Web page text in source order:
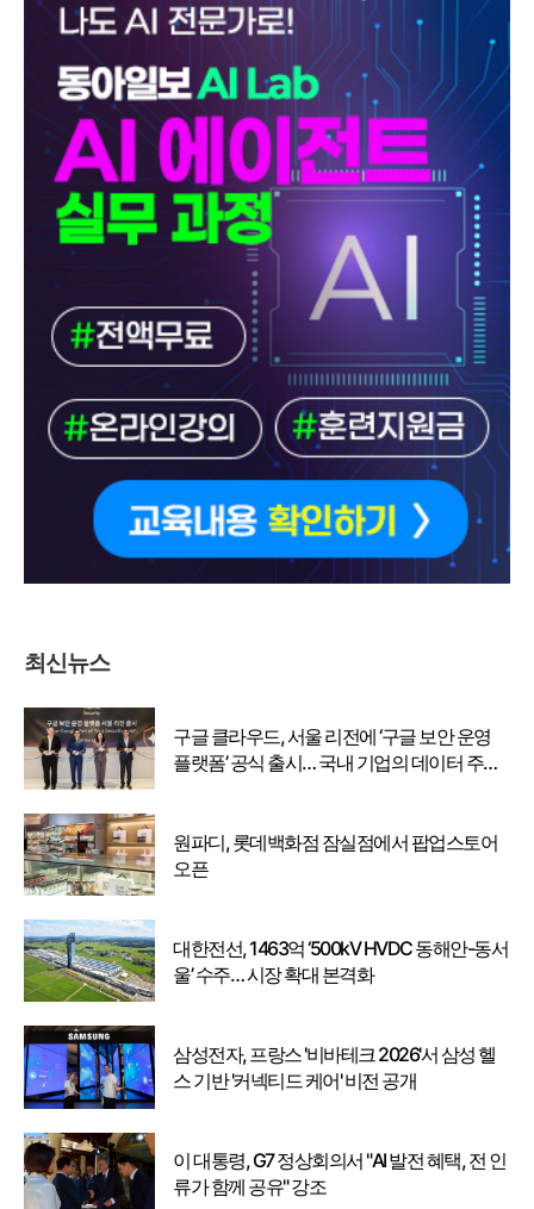
최신뉴스
구글 클라우드, 서울 리전에 ‘구글 보안 운영
플랫폼’ 공식 출시… 국내 기업의 데이터 주권
원파디, 롯데백화점 잠실점에서 팝업스토어
오픈
대한전선, 1463억 ‘500kV HVDC 동해안-동서
울’ 수주… 시장 확대 본격화
삼성전자, 프랑스 '비바테크 2026'서 삼성 헬
스 기반 '커넥티드 케어' 비전 공개
이 대통령, G7 정상회의서 "AI 발전 혜택, 전 인
류가 함께 공유" 강조